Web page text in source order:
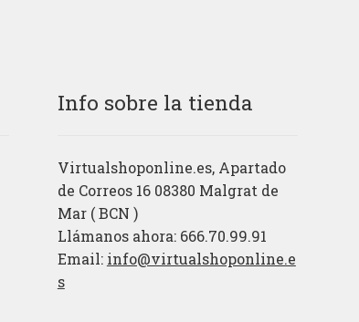
Info sobre la tienda
Virtualshoponline.es, Apartado
de Correos 16 08380 Malgrat de
Mar ( BCN )
Llámanos ahora: 666.70.99.91
Email: info@virtualshoponline.e
s